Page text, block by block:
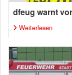
dfeug warnt
Weiterlesen